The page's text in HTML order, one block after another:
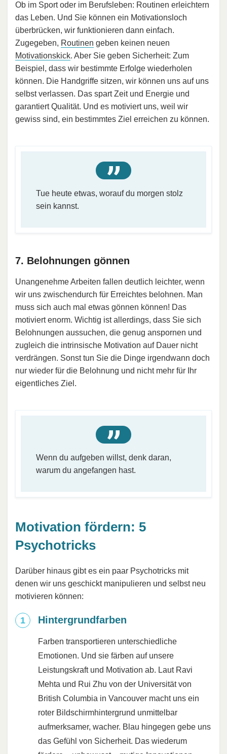
Ob im Sport oder im Berufsleben: Routinen erleichtern
das Leben. Und Sie können ein Motivationsloch
überbrücken, wir funktionieren dann einfach.
Zugegeben, Routinen geben keinen neuen
Motivationskick. Aber Sie geben Sicherheit: Zum
Beispiel, dass wir bestimmte Erfolge wiederholen
können. Die Handgriffe sitzen, wir können uns auf uns
selbst verlassen. Das spart Zeit und Energie und
garantiert Qualität. Und es motiviert uns, weil wir
gewiss sind, ein bestimmtes Ziel erreichen zu können.
Tue heute etwas, worauf du morgen stolz
sein kannst.
7. Belohnungen gönnen
Unangenehme Arbeiten fallen deutlich leichter, wenn
wir uns zwischendurch für Erreichtes belohnen. Man
muss sich auch mal etwas gönnen können! Das
motiviert enorm. Wichtig ist allerdings, dass Sie sich
Belohnungen aussuchen, die genug anspornen und
zugleich die intrinsische Motivation auf Dauer nicht
verdrängen. Sonst tun Sie die Dinge irgendwann doch
nur wieder für die Belohnung und nicht mehr für Ihr
eigentliches Ziel.
Wenn du aufgeben willst, denk daran,
warum du angefangen hast.
Motivation fördern: 5
Psychotricks
Darüber hinaus gibt es ein paar Psychotricks mit
denen wir uns geschickt manipulieren und selbst neu
motivieren können:
Hintergrundfarben
Farben transportieren unterschiedliche
Emotionen. Und sie färben auf unsere
Leistungskraft und Motivation ab. Laut Ravi
Mehta und Rui Zhu von der Universität von
British Columbia in Vancouver macht uns ein
roter Bildschirmhintergrund unmittelbar
aufmerksamer, wacher. Blau hingegen gebe uns
das Gefühl von Sicherheit. Das wiederum